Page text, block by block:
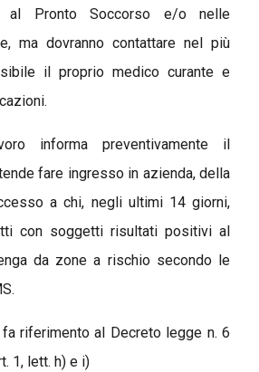
al Pronto Soccorso e/o nelle
ma dovranno contattare nel più
il proprio medico curante e
informa preventivamente il
fare ingresso in azienda, della
a chi, negli ultimi 14 giorni,
con soggetti risultati positivi al
da zone a rischio secondo le
riferimento al Decreto legge n. 6
1, lett. h) e i)